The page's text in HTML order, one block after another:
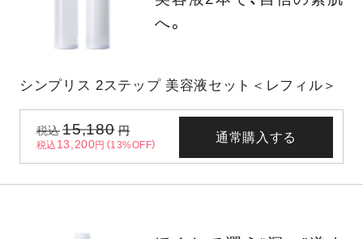
へ。
シンプリス 2ステップ 美容液セット＜レフィル＞
税込15,180 円
税込 13,200円（13%OFF）
通常購入する